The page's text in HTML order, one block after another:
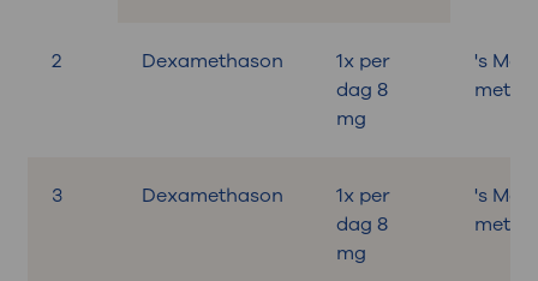
2 Dexamethason
1x per
dag 8
mg
's
met
3 Dexamethason
1x per
dag 8
mg
's
met